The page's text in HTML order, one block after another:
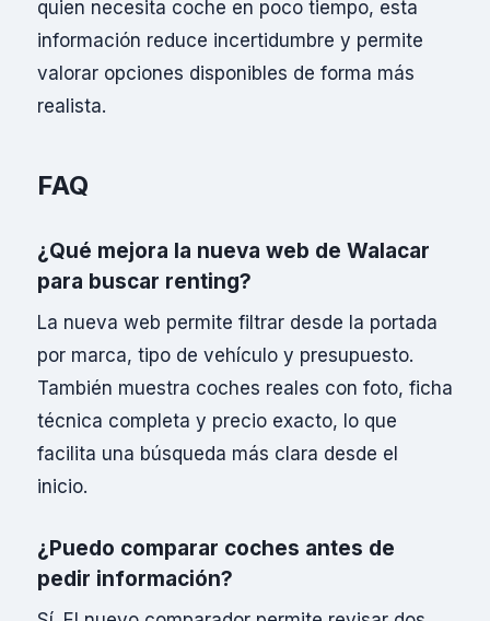
quien necesita coche en poco tiempo, esta
información reduce incertidumbre y permite
valorar opciones disponibles de forma más
realista.
FAQ
¿Qué mejora la nueva web de Walacar
para buscar renting?
La nueva web permite filtrar desde la portada
por marca, tipo de vehículo y presupuesto.
También muestra coches reales con foto, ficha
técnica completa y precio exacto, lo que
facilita una búsqueda más clara desde el
inicio.
¿Puedo comparar coches antes de
pedir información?